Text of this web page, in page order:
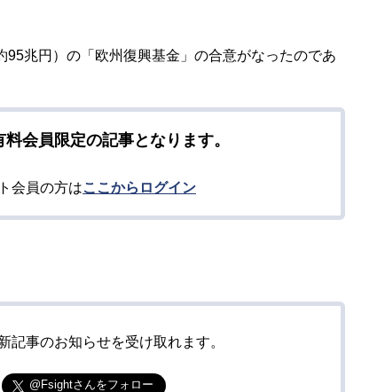
兆円）の「欧州復興基金」の合意がなったのであ
会員限定の記事となります。
会員の方はここからログイン
記事のお知らせを受け取れます。
@Fsightさんをフォロー